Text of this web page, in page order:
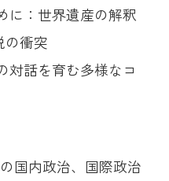
に：世界遺産の解釈
の衝突
対話を育む多様なコ
国内政治、国際政治